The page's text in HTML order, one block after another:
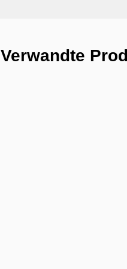
Verwandte